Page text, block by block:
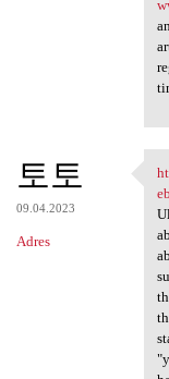
토토
09.04.2023
Adres